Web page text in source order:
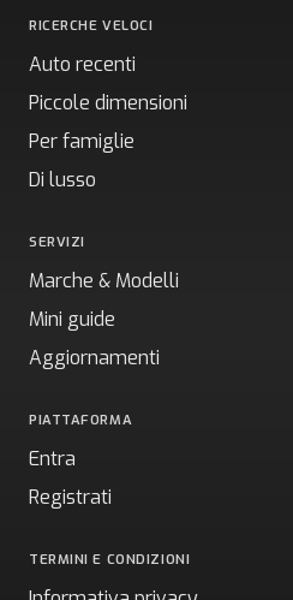
RICERCHE VELOCI
Auto recenti
Piccole dimensioni
Per famiglie
Di lusso
SERVIZI
Marche & Modelli
Mini guide
Aggiornamenti
PIATTAFORMA
Entra
Registrati
TERMINI E CONDIZIONI